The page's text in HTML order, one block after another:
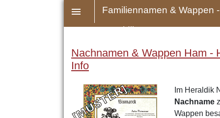
Familiennamen & Wappen -
Heraldik
Nachnamen & Wappen Ham -
Info
Im Heraldik
Nachname
Wappen